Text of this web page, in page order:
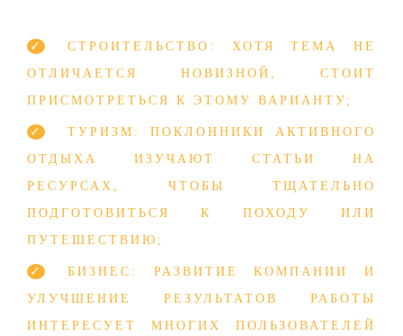
СТРОИТЕЛЬСТВО: ХОТЯ ТЕМА НЕ
ОТЛИЧАЕТСЯ НОВИЗНОЙ, СТОИТ
ПРИСМОТРЕТЬСЯ К ЭТОМУ ВАРИАНТУ;
ТУРИЗМ: ПОКЛОННИКИ АКТИВНОГО
ОТДЫХА ИЗУЧАЮТ СТАТЬИ НА
РЕСУРСАХ, ЧТОБЫ ТЩАТЕЛЬНО
ПОДГОТОВИТЬСЯ К ПОХОДУ ИЛИ
ПУТЕШЕСТВИЮ;
БИЗНЕС: РАЗВИТИЕ КОМПАНИИ И
УЛУЧШЕНИЕ РЕЗУЛЬТАТОВ РАБОТЫ
ИНТЕРЕСУЕТ МНОГИХ ПОЛЬЗОВАТЕЛЕЙ